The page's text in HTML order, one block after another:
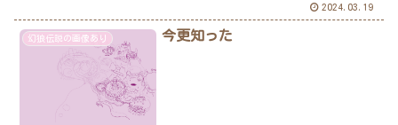
2024.03.19
幻狼伝説の画像あり 今更知った